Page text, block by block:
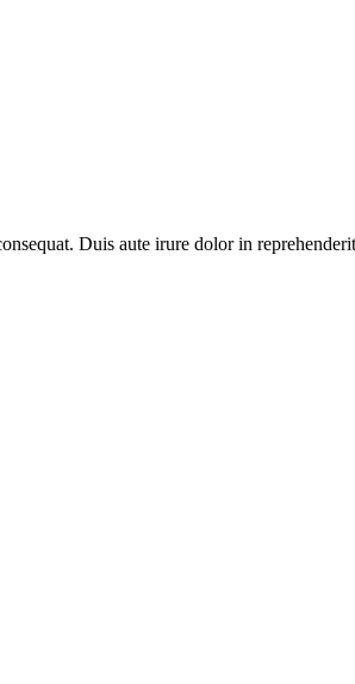
Duis aute irure dolor in